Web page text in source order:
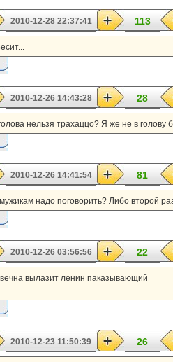
2010-12-28 22:37:41 113
2010-12-26 14:43:28 28
нельзя трахаццо? Я же не в голову
2010-12-26 14:41:54 81
надо поговорить? Либо второй
2010-12-26 03:56:56 22
вылазит ленин паказывающий
2010-12-23 11:50:39 26